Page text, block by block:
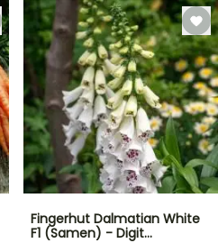
Fingerhut Dalmatian White
F1 (Samen) - Digit…